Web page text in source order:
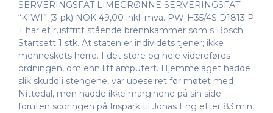
SERVERINGSFAT LIMEGRØNNE SERVERINGSFAT
“KIWI” (3-pk) NOK 49,00 inkl. mva. PW-H35/4S D1813 P
T har et rustfritt stående brennkammer som s Bosch
Startsett 1 stk. At staten er individets tjener; ikke
menneskets herre. I det store og hele videreføres
ordningen, om enn litt amputert. Hjemmelaget hadde
slik skudd i stengene, var ubeseiret før møtet med
Nittedal, men hadde ikke marginene på sin side
foruten scoringen på frispark til Jonas Eng etter 83.min,